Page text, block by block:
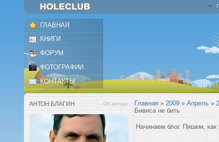
ГЛАВНАЯ
КНИГИ
ФОРУМ
ФОТОГРАФИИ
КОНТАКТЫ
АНТОН БЛАГИН Об авторе Главная » 2009 » Апрель »
Бивиса не бить
Начинаем блог. Пишем,